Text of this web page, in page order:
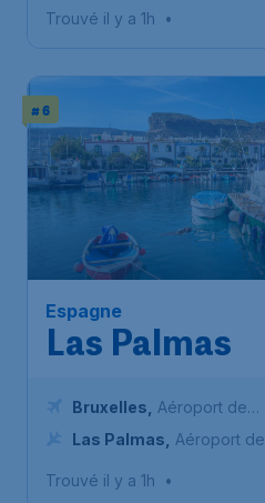
Trouvé il y a 1h
•
# 6
Espagne
Las Palmas
Bruxelles
Aéroport de
Bruxelles-National
Las Palmas
Aéroport de
Trouvé il y a 1h •